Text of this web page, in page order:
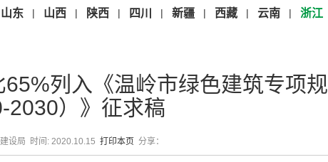
山东 | 山西 | 陕西 | 四川 | 新疆 | 西藏 | 云南 | 浙江
列入《温岭市绿色建筑专项规
2030）》征求稿
设局 时间: 2020.10.15 打印本页 分享：